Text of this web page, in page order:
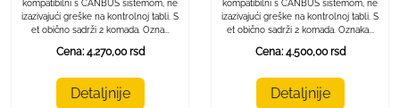
kompatibilni s CANBUS sistemom, ne
izazivajući greške na kontrolnoj tabli. S
et obično sadrži 2 komada. Ozna...
Cena: 4.270,00 rsd
Detaljnije
kompatibilni s CANBUS sistemom, ne
izazivajući greške na kontrolnoj tabli. S
et obično sadrži 2 komada. Oznaka...
Cena: 4.500,00 rsd
Detaljnije